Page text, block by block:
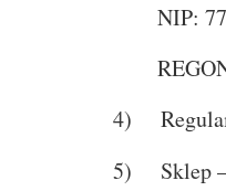
NIP:
4)
5) Sklep –